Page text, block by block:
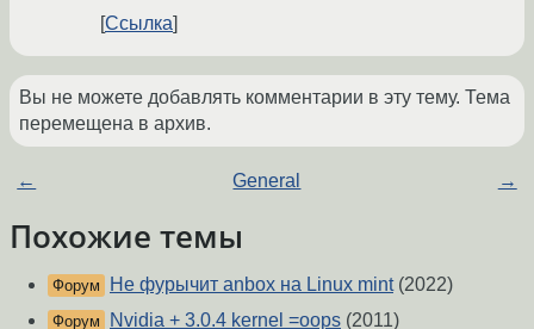
Ссылка
Вы не можете добавлять комментарии в эту тему. Тема
перемещена в архив.
← General →
Похожие темы
Форум Не фурычит anbox на Linux mint(2022)
Форум Nvidia + 3.0.4 kernel =oops (2011)